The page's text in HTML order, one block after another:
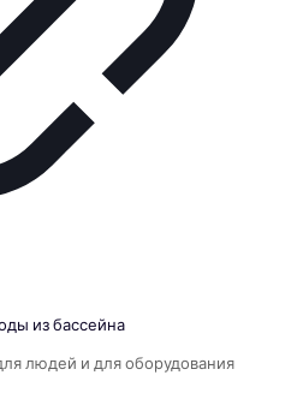
из бассейна
людей и для оборудования